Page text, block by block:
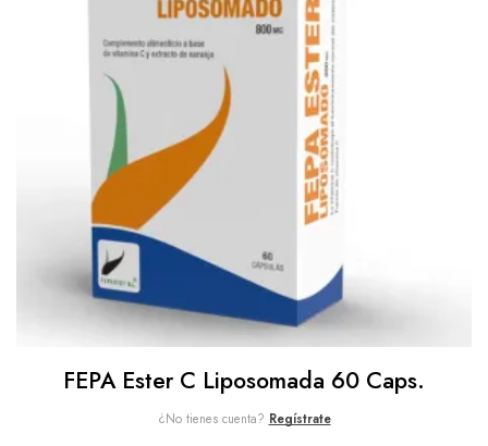
FEPA Ester C Liposomada 60 Caps.
¿No tienes cuenta? Regístrate